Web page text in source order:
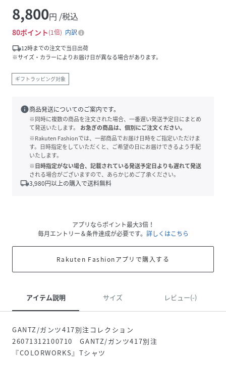
8,800円 /税込
80ポイント 1倍
内訳
local_shipping12時までの注文で当日出荷
※サイズ・カラーによりお届け日が異なる場合があります。
ギフトラッピング対象
info商品発送についてのご案内です。
※同時に複数の商品を注文された場合、一番遅い発送予定日にまとめ
て発送いたします。
お急ぎの商品は、個別にご注文ください。
※Rakuten Fashionでは、一部商品でお届け日時をご指定いただけま
す。日時指定をしていただくと、ご希望の日にお届けできるよう手配
いたします。
※日時指定がない場合、記載されている発送予定日よりも遅れて発送
される場合がございますので、あらかじめご了承ください。
local_shipping3,980円以上の購入で送料無料
アプリならポイント最大3倍！
毎月エントリー＆条件達成が必要です。 詳しくはこちら
Rakuten Fashionアプリで購入する
アイテム説明 サイズ レビュー(-)
GANTZ/ガンツ417別注コレクション
26071312100710 GANTZ/ガンツ417別注
『COLORWORKS』Tシャツ